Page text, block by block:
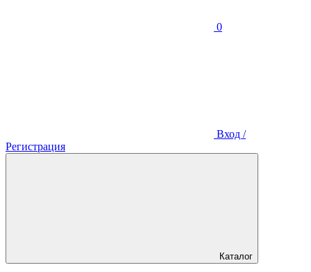
0
Вход /
Регистрация
Каталог